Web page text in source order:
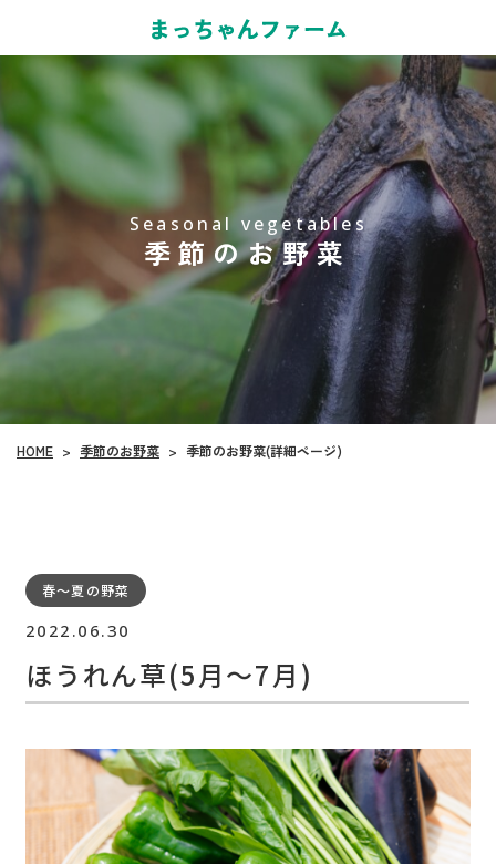
Seasonal vegetables
季節のお野菜
HOME > 季節のお野菜 > 季節のお野菜(詳細ページ)
春～夏の野菜
2022.06.30
ほうれん草(5月〜7月)